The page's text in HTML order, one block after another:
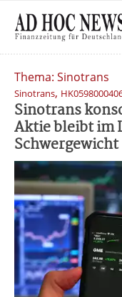
Thema: Sinotrans
Sinotrans,
Sinotrans
Aktie bleibt im
Schwergewicht